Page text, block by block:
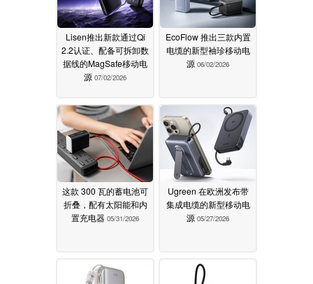
Lisen推出新款通过Qi
2.2认证、配备可拆卸数
据线的MagSafe移动电
源 07/02/2026
EcoFlow 推出三款内置
电缆的新型袖珍移动电
源 06/02/2026
这款 300 瓦的蓄电池可
折叠，配有太阳能和内
置充电器 05/31/2026
Ugreen 在欧洲发布带
集成电缆的新型移动电
源 05/27/2026